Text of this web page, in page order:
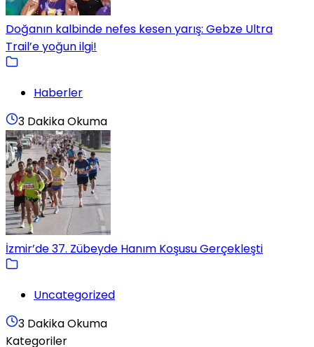
Doğanın kalbinde nefes kesen yarış: Gebze Ultra
Trail’e yoğun ilgi!
Haberler
3 Dakika Okuma
İzmir’de 37. Zübeyde Hanım Koşusu Gerçekleşti
Uncategorized
3 Dakika Okuma
Kategoriler